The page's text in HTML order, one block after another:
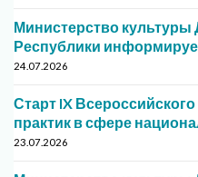
Министерство
Республики
24.07.2026
Старт IX
практик в сфере
23.07.2026